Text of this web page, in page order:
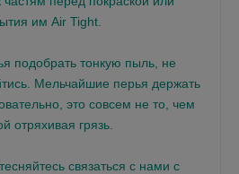
им Air Tight.
подобрать тонкую пыль, не
Мельчайшие перья держать
это совсем не то, чем
отряхивая грязь.
связаться с нами с